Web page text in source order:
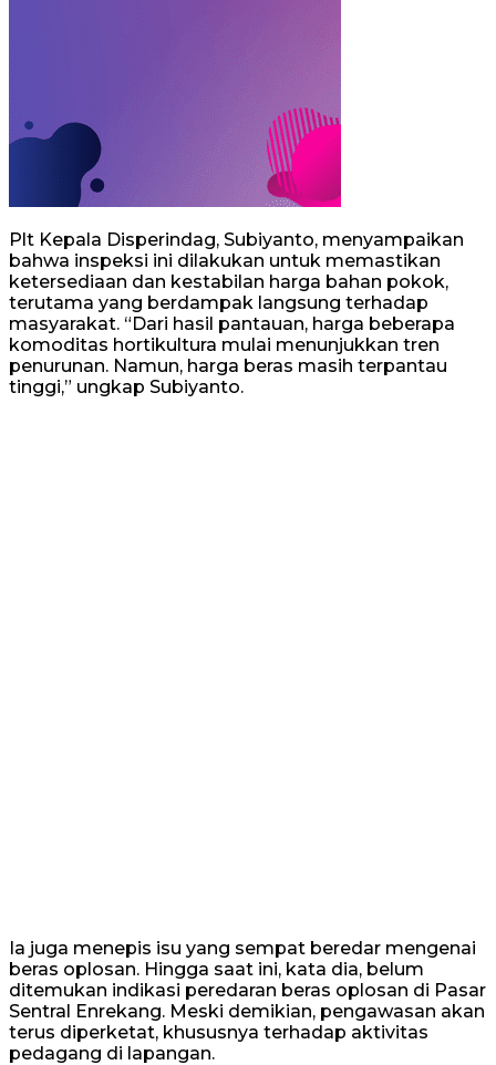
Plt Kepala Disperindag, Subiyanto, menyampaikan
bahwa inspeksi ini dilakukan untuk memastikan
ketersediaan dan kestabilan harga bahan pokok,
terutama yang berdampak langsung terhadap
masyarakat. “Dari hasil pantauan, harga beberapa
komoditas hortikultura mulai menunjukkan tren
penurunan. Namun, harga beras masih terpantau
tinggi,” ungkap Subiyanto.
Ia juga menepis isu yang sempat beredar mengenai
beras oplosan. Hingga saat ini, kata dia, belum
ditemukan indikasi peredaran beras oplosan di Pasar
Sentral Enrekang. Meski demikian, pengawasan akan
terus diperketat, khususnya terhadap aktivitas
pedagang di lapangan.